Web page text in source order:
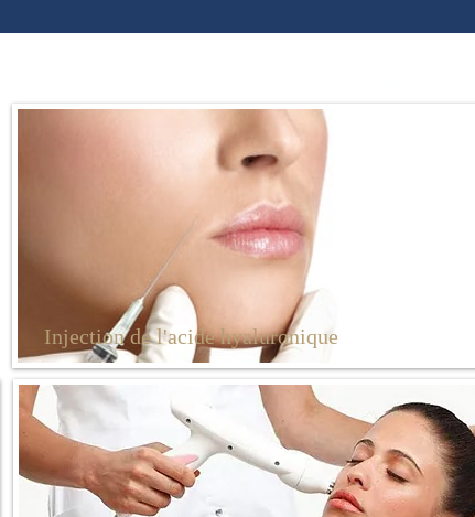
Injection de l'acide hyaluronique